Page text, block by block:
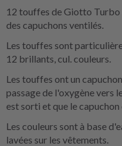
12 touffes de Giotto Turbo
des capuchons ventilés.
Les touffes sont
12 brillants, cul. couleurs.
Les touffes ont un
passage de l'oxygène vers
est sorti et que le capuchon
Les couleurs sont à base
lavées sur les vêtements.